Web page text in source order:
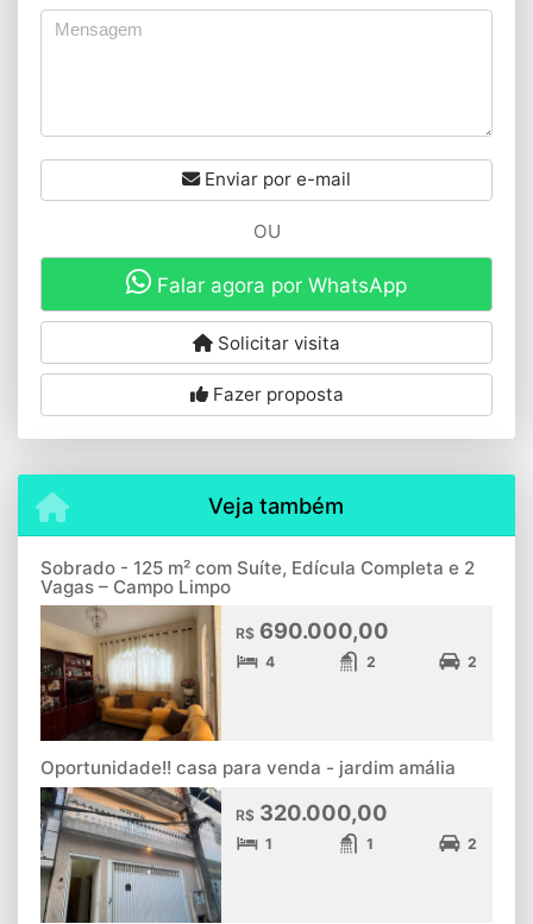
Enviar por e-mail
OU
Falar agora por WhatsApp
Solicitar visita
Fazer proposta
Veja também
Sobrado - 125 m² com Suíte, Edícula Completa e 2
Vagas – Campo Limpo
R$ 690.000,00
4 2 2
Oportunidade!! casa para venda - jardim amália
R$ 320.000,00
1 1 2